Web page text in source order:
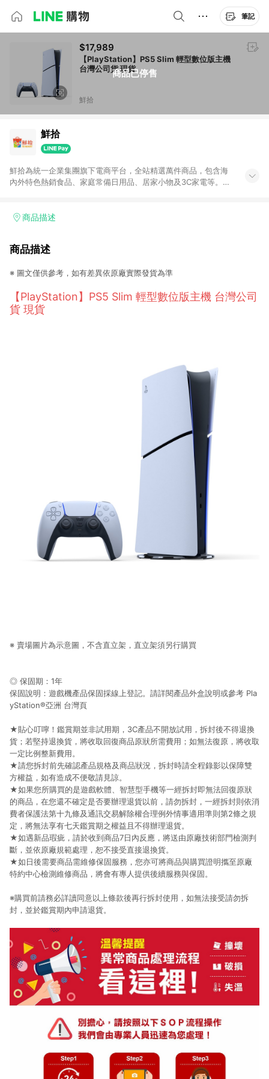
筆記
商品已停售
$17,989
【PlayStation】PS5 Slim 輕型數位版主機
台灣公司貨 現貨
鮮拾
鮮拾
鮮拾為統一企業集團旗下電商平台，全站精選萬件商品，包含海
內外特色熱銷食品、家庭常備日用品、居家小物及3C家電等。全
有好康。LINE好友招募中搜尋@10mart。 ＊特定 iPhone17 將不
商品描述
商品描述
※ 圖文僅供參考，如有差異依原廠實際發貨為準
【PlayStation】PS5 Slim 輕型數位版主機 台灣公司
貨 現貨
※ 賣場圖片為示意圖，不含直立架，直立架須另行購買
◎ 保固期：1年
保固說明：遊戲機產品保固採線上登記。請詳閱產品外盒說明或參考 Pla
yStation®亞洲 台灣頁
★貼心叮嚀！鑑賞期並非試用期，3C產品不開放試用，拆封後不得退換
貨；若堅持退換貨，將收取回復商品原狀所需費用；如無法復原，將收取
一定比例整新費用。
★請您拆封前先確認產品規格及商品狀況，拆封時請全程錄影以保障雙
方權益，如有造成不便敬請見諒。
★如果您所購買的是遊戲軟體、智慧型手機等一經拆封即無法回復原狀
的商品，在您還不確定是否要辦理退貨以前，請勿拆封，一經拆封則依消
費者保護法第十九條及通訊交易解除權合理例外情事適用準則第2條之規
定，將無法享有七天鑑賞期之權益且不得辦理退貨。
★如遇新品瑕疵，請於收到商品7日內反應，將送由原廠技術部門檢測判
斷，並依原廠規範處理，恕不接受直接退換貨。
★如日後需要商品需維修保固服務，您亦可將商品與購買證明攜至原廠
特約中心檢測維修商品，將會有專人提供後續服務與保固。
※購買前請務必詳讀同意以上條款後再行拆封使用，如無法接受請勿拆
封，並於鑑賞期內申請退貨。